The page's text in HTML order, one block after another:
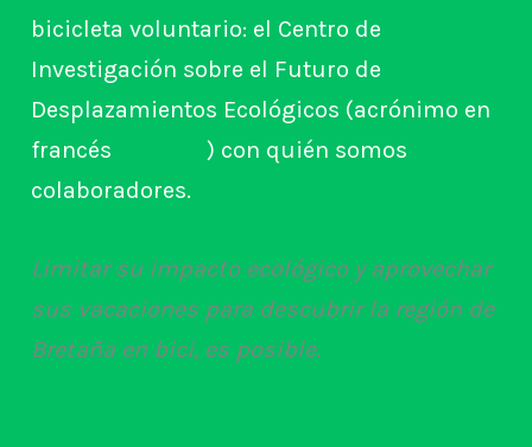
bicicleta voluntario: el Centro de
Investigación sobre el Futuro de
Desplazamientos Ecológicos (acrónimo en
francés
) con quién somos
colaboradores.
Limitar su impacto ecológico y aprovechar
sus vacaciones para descubrir la región de
Bretaña en bici, es posible.